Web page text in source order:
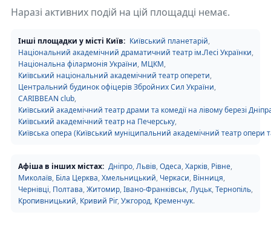
Наразі активних подій на цій площадці немає.
Інші площадки у місті Київ: Київський планетарій,
Національний академічний драматичний театр ім.Лесі Українки,
Національна філармонія України, МЦКМ,
Київський національний академічний театр оперети,
Центральний будинок офіцерів Збройних Сил України,
CARIBBEAN club,
Київський академічний театр драми та комедії на лівому березі
Київський академічний театр на Печерську,
Київська опера (Київський муніципальний академічний театр опери
Афіша в інших містах: Дніпро,Львів,Одеса,Харків, Рівне,
Миколаїв, Біла Церква,Хмельницький, Черкаси, Вінниця,
Чернівці, Полтава,Житомир,Івано-Франківськ,Луцьк,Тернопіль,
Кропивницький, Кривий Ріг,Ужгород, Кременчук.